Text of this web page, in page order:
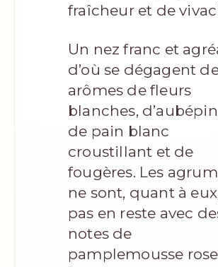
fraîcheur et de
Un nez franc et
d’où se dégagent
arômes de fleurs
blanches,
de pain blanc
croustillant et de
fougères. Les
ne sont, quant à
pas en reste avec
notes de
pamplemousse rose